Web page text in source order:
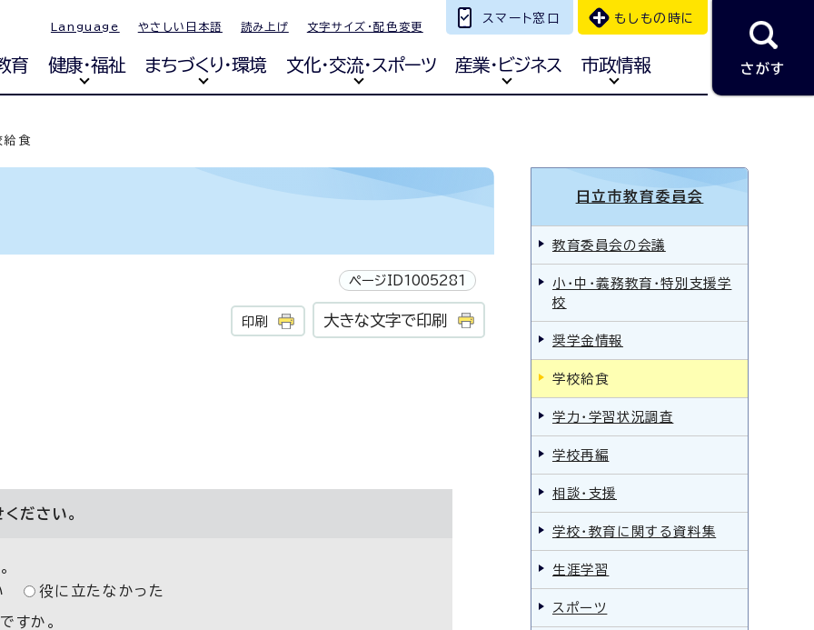
Language やさしい日本語 読み上げ 文字サイズ・配色変更
スマート窓口 もしもの時に
育 健康・福祉 まちづくり・環境 文化・交流・スポーツ 産業・ビジネス 市政情報 さがす
給食
ページID1005281
印刷 大きな文字で印刷
ださい。
役に立たなかった
すか。
日立市教育委員会
教育委員会の会議
小・中・義務教育・特別支援学
校
奨学金情報
学校給食
学力・学習状況調査
学校再編
相談・支援
学校・教育に関する資料集
生涯学習
スポーツ